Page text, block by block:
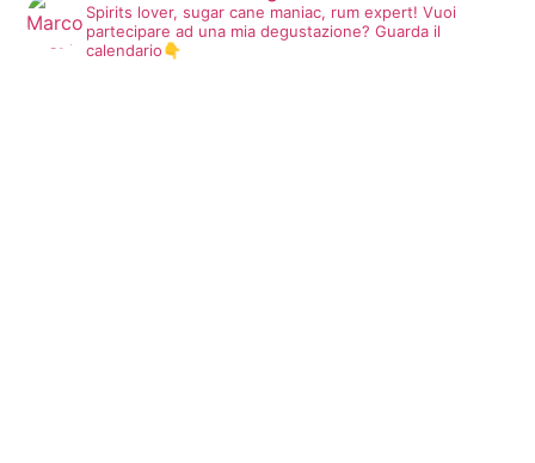
Spirits lover, sugar cane maniac, rum expert! Vuoi
partecipare ad una mia degustazione? Guarda il
calendario👇